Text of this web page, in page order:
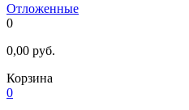
Отложенные
0
0,00 руб.
Корзина
0